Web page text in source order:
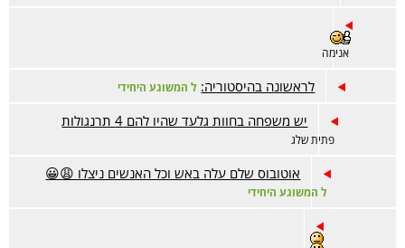
אנימה
לראשונה בהיסטוריה: ל המשוגע היחידי
יש משפחה בחוות גלעד שהיו להם 4 תרנגולות
פתית שלג
אוטובוס שלם עלה באש וכל האנשים ניצלו 😩😀
ל המשוגע היחידי